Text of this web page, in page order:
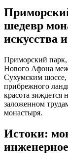
шедевр
искусства
Приморский парк,
Нового Афона
Сухумским шоссе,
прибрежного
красота зиждется
заложенном
монастыря.
Истоки: